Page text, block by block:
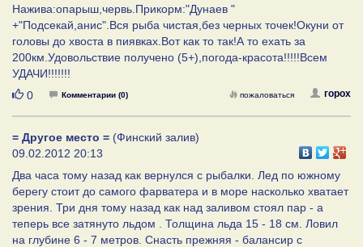
Нажива:опарыш,червь.Прикорм:"Дунаев "
+"Подсекай,анис".Вся рыба чистая,без черных точек!Окуни от
головы до хвоста в пиявках.Вот как то так!А то ехать за
200км.Удовольствие получено (5+),погода-красота!!!!!Всем
УДАЧИ!!!!!!!
Нравится
0 Комментарии (0) горох
пожаловаться
= Другое место = (Финский залив)
09.02.2012 20:13
Два часа тому назад как вернулся с рыбалки. Лед по южному
берегу стоит до самого фарватера и в море насколько хватает
зрения. Три дня тому назад как над заливом стоял пар - а
теперь все затянуто льдом . Толщина льда 15 - 18 см. Ловил
на глубине 6 - 7 метров. Снасть прежняя - балансир с